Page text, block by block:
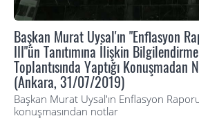
Başkan Murat Uysal'ın "Enflasyon
III"ün Tanıtımına İlişkin Bilgilendirme
Toplantısında Yaptığı Konuşmadan
(Ankara, 31/07/2019)
Başkan Murat Uysal'ın Enflasyon
konuşmasından notlar